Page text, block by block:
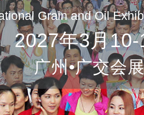
Grain and Oil
2027年3月10-
广州•广交会